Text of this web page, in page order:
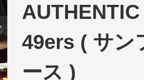
49ers ( サン
ース )